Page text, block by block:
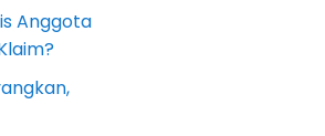
Anggota